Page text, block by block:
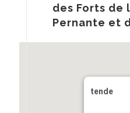
des Forts de
Pernante et
tende